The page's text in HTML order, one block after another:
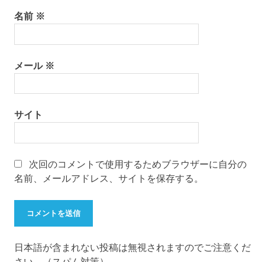
名前 ※
メール ※
サイト
次回のコメントで使用するためブラウザーに自分の
名前、メールアドレス、サイトを保存する。
日本語が含まれない投稿は無視されますのでご注意くだ